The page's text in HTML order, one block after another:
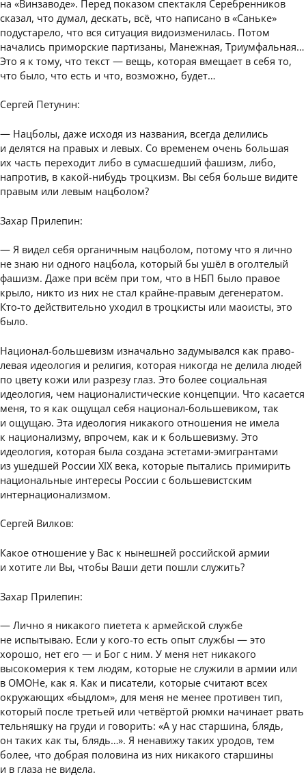
на «Винзаводе». Перед показом спектакля Серебренников
сказал, что думал, дескать, всё, что написано в «Саньке»
подустарело, что вся ситуация видоизменилась. Потом
начались приморские партизаны, Манежная, Триумфальная…
Это я к тому, что текст — вещь, которая вмещает в себя то,
что было, что есть и что, возможно, будет…
Сергей Петунин:
— Нацболы, даже исходя из названия, всегда делились
и делятся на правых и левых. Со временем очень большая
их часть переходит либо в сумасшедший фашизм, либо,
напротив, в какой-нибудь троцкизм. Вы себя больше видите
правым или левым нацболом?
Захар Прилепин:
— Я видел себя органичным нацболом, потому что я лично
не знаю ни одного нацбола, который бы ушёл в оголтелый
фашизм. Даже при всём при том, что в НБП было правое
крыло, никто из них не стал крайне-правым дегенератом.
Кто-то действительно уходил в троцкисты или маоисты, это
было.
Национал-большевизм изначально задумывался как право-
левая идеология и религия, которая никогда не делила людей
по цвету кожи или разрезу глаз. Это более социальная
идеология, чем националистические концепции. Что касается
меня, то я как ощущал себя национал-большевиком, так
и ощущаю. Эта идеология никакого отношения не имела
к национализму, впрочем, как и к большевизму. Это
идеология, которая была создана эстетами-эмигрантами
из ушедшей России XIX века, которые пытались примирить
национальные интересы России с большевистским
интернационализмом.
Сергей Вилков:
Какое отношение у Вас к нынешней российской армии
и хотите ли Вы, чтобы Ваши дети пошли служить?
Захар Прилепин:
— Лично я никакого пиетета к армейской службе
не испытываю. Если у кого-то есть опыт службы — это
хорошо, нет его — и Бог с ним. У меня нет никакого
высокомерия к тем людям, которые не служили в армии или
в ОМОНе, как я. Как и писатели, которые считают всех
окружающих «быдлом», для меня не менее противен тип,
который после третьей или четвёртой рюмки начинает рвать
тельняшку на груди и говорить: «А у нас старшина, блядь,
он таких как ты, блядь…». Я ненавижу таких уродов, тем
более, что добрая половина из них никакого старшины
и в глаза не видела.